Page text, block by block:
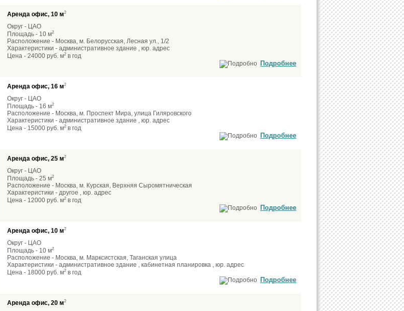
Аренда офис, 10 м2
Округ - ЦАО
Площадь - 10 м2
Расположение - Москва, м. Белорусская, Лесная ул., 1/2
Характеристики - административное здание , юр. адрес
Цена - 24000 руб. м2 в год
Подробнее
Аренда офис, 16 м2
Округ - ЦАО
Площадь - 16 м2
Расположение - Москва, м. Проспект Мира, улица Гиляровского
Характеристики - административное здание , юр. адрес
Цена - 15000 руб. м2 в год
Подробнее
Аренда офис, 25 м2
Округ - ЦАО
Площадь - 25 м2
Расположение - Москва, м. Курская, Верхняя Сыромятническая
Характеристики - другое , юр. адрес
Цена - 12000 руб. м2 в год
Подробнее
Аренда офис, 10 м2
Округ - ЦАО
Площадь - 10 м2
Расположение - Москва, м. Марксистская, Таганская улица
Характеристики - административное здание , кабинетная планировка , юр. адрес
Цена - 18000 руб. м2 в год
Подробнее
Аренда офис, 20 м2